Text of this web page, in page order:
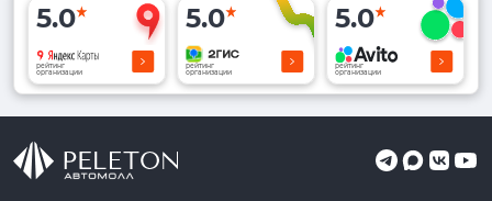
5.0
рейтинг
организации
5.0
рейтинг
организации
5.0
рейтинг
организации